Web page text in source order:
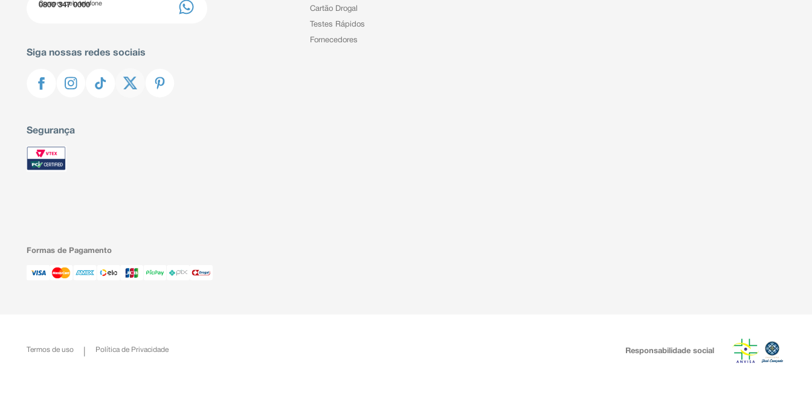
Compre pelo telefone
0800 347 0000
Siga nossas redes sociais
Segurança
Cartão Drogal
Testes Rápidos
Fornecedores
Formas de Pagamento
Termos de uso Política de Privacidade Responsabilidade social